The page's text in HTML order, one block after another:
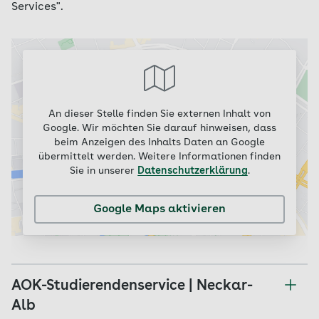
Services".
An dieser Stelle finden Sie externen Inhalt von
Google. Wir möchten Sie darauf hinweisen, dass
beim Anzeigen des Inhalts Daten an Google
übermittelt werden. Weitere Informationen finden
Sie in unserer Datenschutzerklärung.
Google Maps aktivieren
AOK-Studierendenservice | Neckar-
Alb